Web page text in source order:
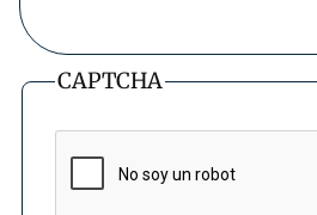
CAPTCHA